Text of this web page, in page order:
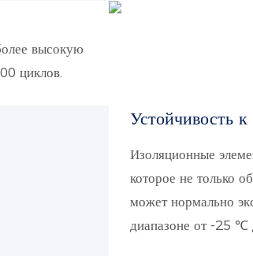
высокую
циклов.
Устойчивость
Изоляционные
которое не только
может нормально
диапазоне от -25